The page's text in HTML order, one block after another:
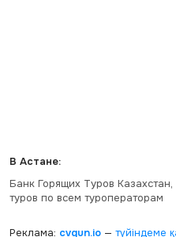
В Астане:
Банк Горящих Туров
туров по всем туроператорам
Реклама: cvgun.io— түйіндеме